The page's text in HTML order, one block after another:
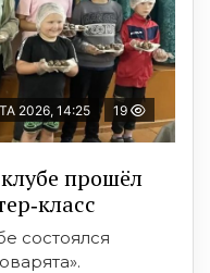
2026, 14:25 19
прошёл
состоялся